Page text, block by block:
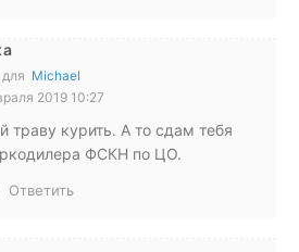
Michael
2019 10:27
траву курить. А то сдам тебя
ФСКН по ЦО.
Ответить